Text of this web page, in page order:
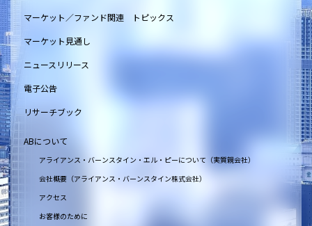
マーケット／ファンド関連 トピックス
マーケット見通し
ニュースリリース
電子公告
リサーチブック
ABについて
アライアンス・バーンスタイン・エル・ピーについて（実質親会社）
会社概要（アライアンス・バーンスタイン株式会社）
アクセス
お客様のために